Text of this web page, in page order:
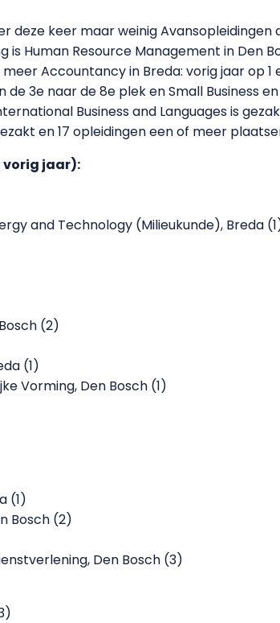
deze keer maar weinig Avansopleidingen
is Human Resource Management in Den
Accountancy in Breda: vorig jaar op 1
3e naar de 8e plek en Small Business
Business and Languages is
en 17 opleidingen een of meer
vorig jaar):
and Technology (Milieukunde), Breda
(2)
(1)
Vorming, Den Bosch (1)
(1)
Bosch (2)
Den Bosch (3)